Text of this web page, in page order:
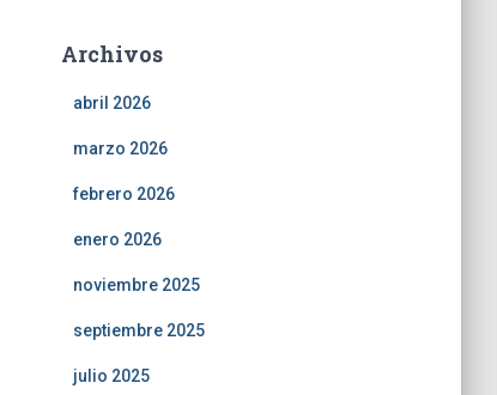
Archivos
abril 2026
marzo 2026
febrero 2026
enero 2026
noviembre 2025
septiembre 2025
julio 2025